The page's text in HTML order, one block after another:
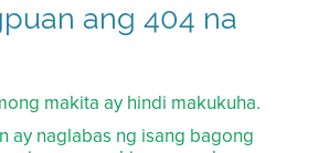
ang 404 na
makita ay hindi makukuha.
ay naglabas ng isang bagong